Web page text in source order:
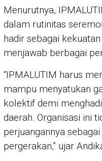
Menurutnya,
dalam rutinitas
hadir sebagai
menjawab berbagai
“IPMALUTIM harus
mampu menyatukan
kolektif demi
daerah. Organisasi ini
perjuangannya
pergerakan,” ujar